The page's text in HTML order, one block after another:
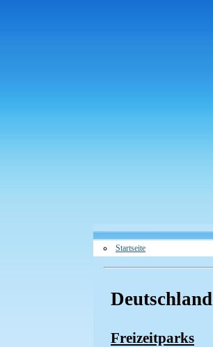
Startseite
Deutschland
Freizeitparks